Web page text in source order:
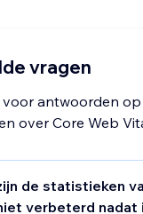
vragen
antwoorden
over Core Web
de statistieken
verbeterd nadat